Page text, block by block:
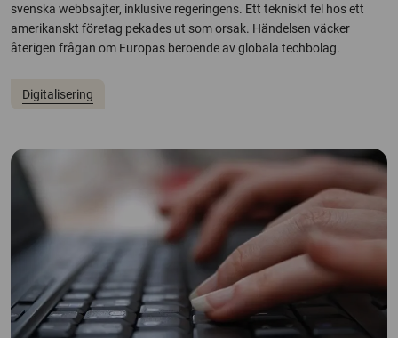
svenska webbsajter, inklusive regeringens. Ett tekniskt fel hos ett
amerikanskt företag pekades ut som orsak. Händelsen väcker
återigen frågan om Europas beroende av globala techbolag.
Digitalisering